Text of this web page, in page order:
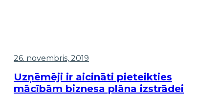
26. novembris, 2019
Uzņēmēji ir aicināti pieteikties
mācībām biznesa plāna izstrādei